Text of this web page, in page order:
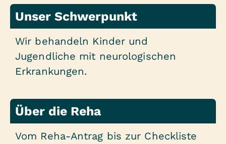
Unser Schwerpunkt
Wir behandeln Kinder und
Jugendliche mit neurologischen
Erkrankungen.
Über die Reha
Vom Reha-Antrag bis zur Checkliste